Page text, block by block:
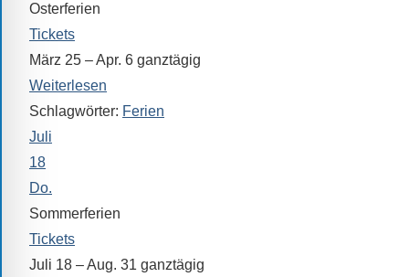
Exkursion
oder
Reise
–
unsere
Schülerinnen
und
Schüler
sind
dabei!
Osterferien
Tickets
März 25 – Apr. 6 ganztägig
Weiterlesen
Schlagwörter: Ferien
Juli
18
Do.
Sommerferien
Tickets
Juli 18 – Aug. 31 ganztägig